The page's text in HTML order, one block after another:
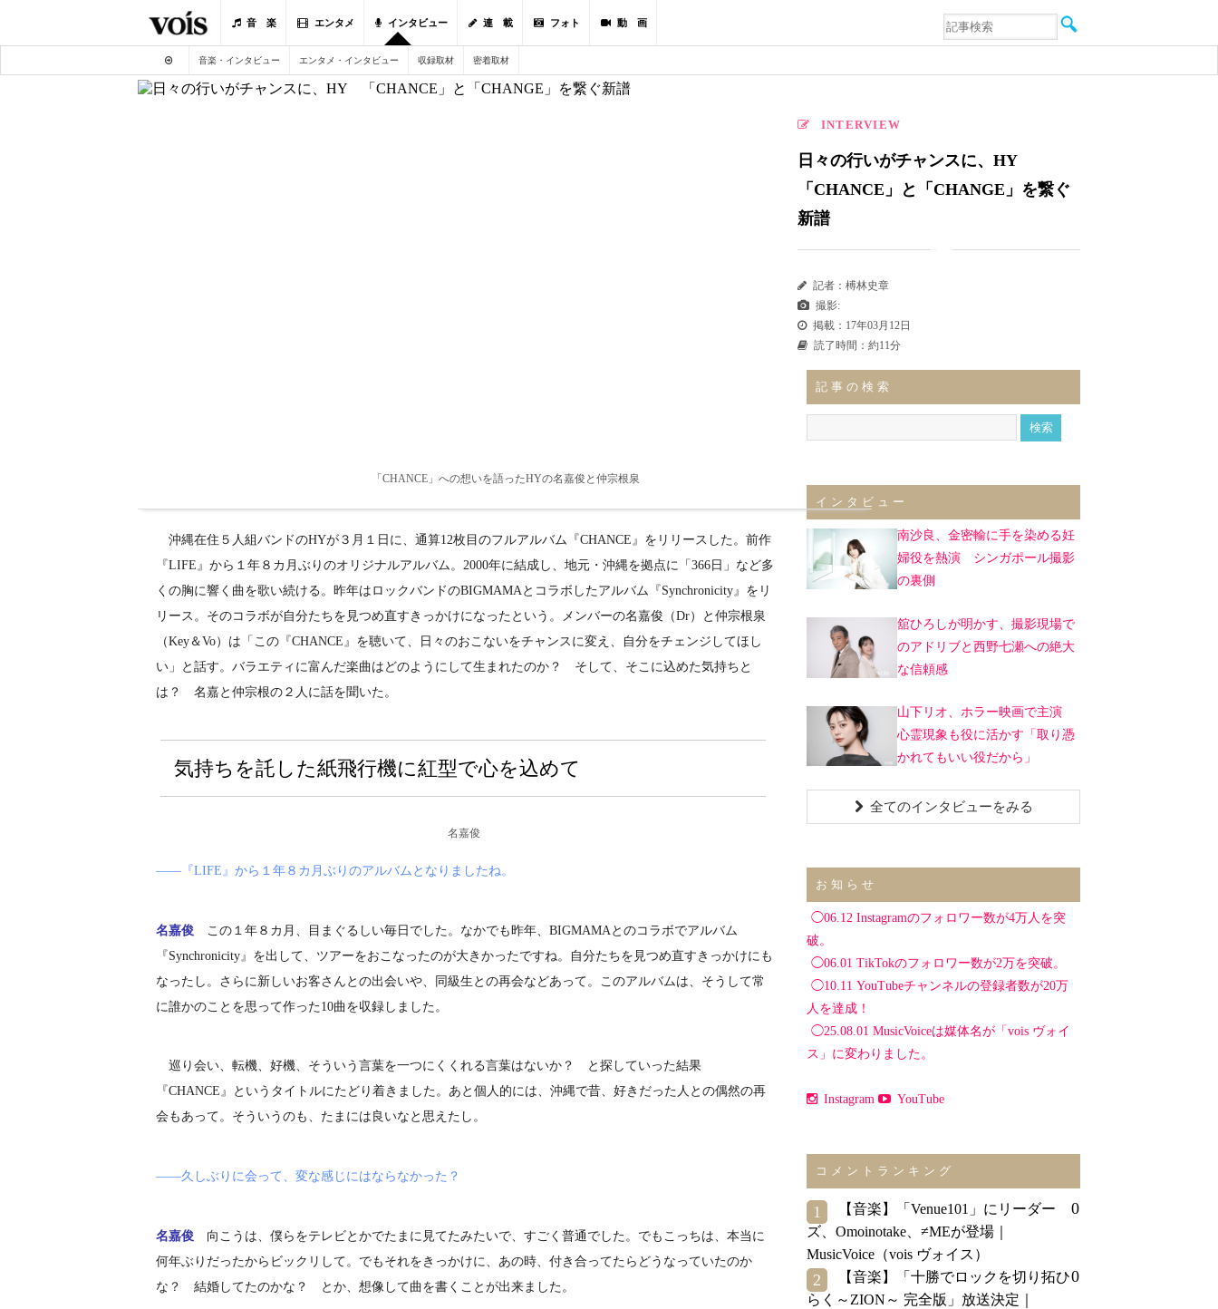
音 楽 エンタメ インタビュー 連 載 フォト 動 画
音楽
エンタメ
音楽・インタビュー エンタメ・インタビュー 収録取材 密着取材
INTERVIEW
日々の行いがチャンスに、HY
「CHANCE」と「CHANGE」を繋ぐ
新譜
記者：榑林史章
撮影:
掲載：17年03月12日
読了時間：約11分
「CHANCE」への想いを語ったHYの名嘉俊と仲宗根泉
沖縄在住５人組バンドのHYが３月１日に、通算12枚目のフルアルバム『CHANCE』をリリースした。前作
『LIFE』から１年８カ月ぶりのオリジナルアルバム。2000年に結成し、地元・沖縄を拠点に「366日」など多
くの胸に響く曲を歌い続ける。昨年はロックバンドのBIGMAMAとコラボしたアルバム『Synchronicity』をリ
リース。そのコラボが自分たちを見つめ直すきっかけになったという。メンバーの名嘉俊（Dr）と仲宗根泉
（Key＆Vo）は「この『CHANCE』を聴いて、日々のおこないをチャンスに変え、自分をチェンジしてほし
い」と話す。バラエティに富んだ楽曲はどのようにして生まれたのか？ そして、そこに込めた気持ちと
は？ 名嘉と仲宗根の２人に話を聞いた。
気持ちを託した紙飛行機に紅型で心を込めて
名嘉俊
――『LIFE』から１年８カ月ぶりのアルバムとなりましたね。
名嘉俊
この１年８カ月、目まぐるしい毎日でした。なかでも昨年、BIGMAMAとのコラボでアルバム
『Synchronicity』を出して、ツアーをおこなったのが大きかったですね。自分たちを見つめ直すきっかけにも
なったし。さらに新しいお客さんとの出会いや、同級生との再会などあって。このアルバムは、そうして常
に誰かのことを思って作った10曲を収録しました。
巡り会い、転機、好機、そういう言葉を一つにくくれる言葉はないか？ と探していった結果
『CHANCE』というタイトルにたどり着きました。あと個人的には、沖縄で昔、好きだった人との偶然の再
会もあって。そういうのも、たまには良いなと思えたし。
――久しぶりに会って、変な感じにはならなかった？
名嘉俊 向こうは、僕らをテレビとかでたまに見てたみたいで、すごく普通でした。でもこっちは、本当に
何年ぶりだったからビックリして。でもそれをきっかけに、あの時、付き合ってたらどうなっていたのか
な？ 結婚してたのかな？ とか、想像して曲を書くことが出来ました。
記事の検索
インタビュー
南沙良、金密輸に手を染める妊
婦役を熱演 シンガポール撮影
の裏側
舘ひろしが明かす、撮影現場で
のアドリブと西野七瀬への絶大
な信頼感
山下リオ、ホラー映画で主演
心霊現象も役に活かす「取り憑
かれてもいい役だから」
全てのインタビューをみる
お知らせ
◯06.12 Instagramのフォロワー数が4万人を突
破。
◯06.01 TikTokのフォロワー数が2万を突破。
◯10.11 YouTubeチャンネルの登録者数が20万
人を達成！
◯25.08.01 MusicVoiceは媒体名が「vois ヴォイ
ス」に変わりました。
Instagram YouTube
コメントランキング
1
【音楽】「Venue101」にリーダー
ズ、Omoinotake、≠MEが登場｜
MusicVoice（vois ヴォイス）
0
2
【音楽】「十勝でロックを切り拓ひ
らく～ZION～ 完全版」放送決定｜
0